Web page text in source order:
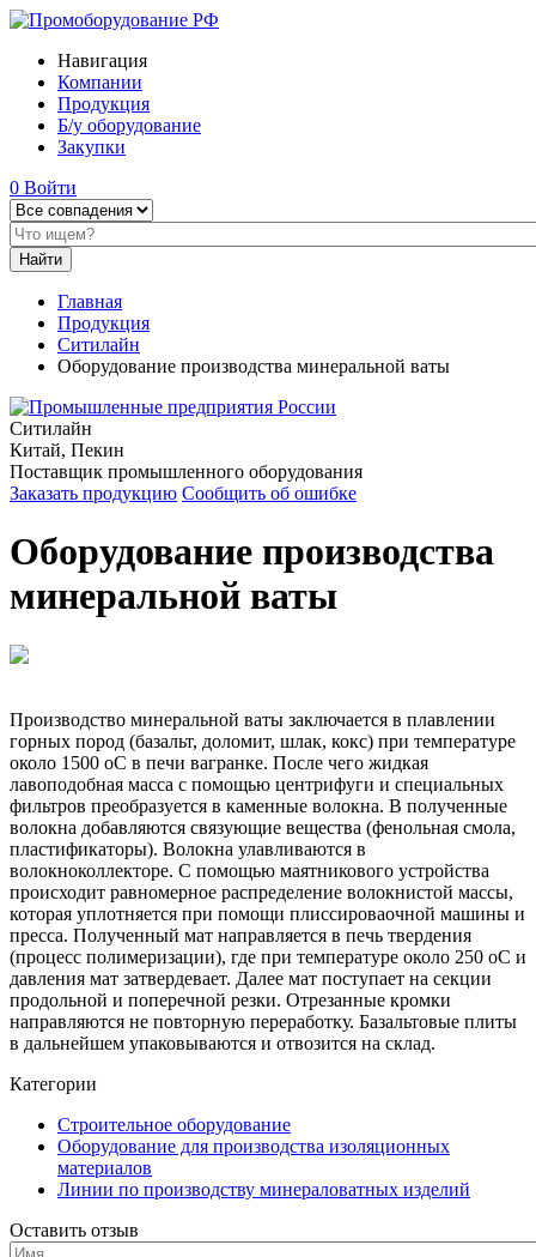
Навигация
Компании
Продукция
Б/у оборудование
Закупки
0 Войти
Главная
Продукция
Ситилайн
Оборудование производства минеральной ваты
Ситилайн
Китай, Пекин
Поставщик промышленного оборудования
Заказать продукцию Сообщить об ошибке
Оборудование производства
минеральной ваты
Производство минеральной ваты заключается в плавлении
горных пород (базальт, доломит, шлак, кокс) при температуре
около 1500 оС в печи вагранке. После чего жидкая
лавоподобная масса с помощью центрифуги и специальных
фильтров преобразуется в каменные волокна. В полученные
волокна добавляются связующие вещества (фенольная смола,
пластификаторы). Волокна улавливаются в
волокноколлекторе. С помощью маятникового устройства
происходит равномерное распределение волокнистой массы,
которая уплотняется при помощи плиссироваочной машины и
пресса. Полученный мат направляется в печь твердения
(процесс полимеризации), где при температуре около 250 оС и
давления мат затвердевает. Далее мат поступает на секции
продольной и поперечной резки. Отрезанные кромки
направляются не повторную переработку. Базальтовые плиты
в дальнейшем упаковываются и отвозится на склад.
Категории
Строительное оборудование
Оборудование для производства изоляционных
материалов
Линии по производству минераловатных изделий
Оставить отзыв